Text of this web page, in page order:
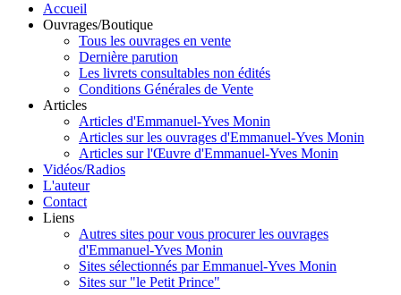
Accueil
Ouvrages/Boutique
Tous les ouvrages en vente
Dernière parution
Les livrets consultables non édités
Conditions Générales de Vente
Articles
Articles d'Emmanuel-Yves Monin
Articles sur les ouvrages d'Emmanuel-Yves Monin
Articles sur l'Œuvre d'Emmanuel-Yves Monin
Vidéos/Radios
L'auteur
Contact
Liens
Autres sites pour vous procurer les ouvrages
d'Emmanuel-Yves Monin
Sites sélectionnés par Emmanuel-Yves Monin
Sites sur "le Petit Prince"